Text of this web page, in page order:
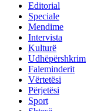
Editorial
Speciale
Mendime
Intervista
Kulturë
Udhëpërshkrim
Faleminderit
Vërtetësi
Përjetësi
Sport